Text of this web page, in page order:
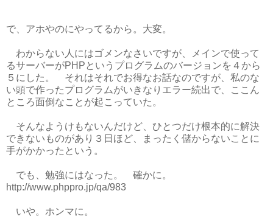
で、アホやのにやってるから。大変。
わからない人にはゴメンなさいですが、メインで使って
るサーバーがPHPというプログラムのバージョンを４から
５にした。 それはそれでお得なお話なのですが、私のな
い頭で作ったプログラムがいきなりエラー続出で、ここん
ところ面倒なことが起こっていた。
そんなようけもないんだけど、ひとつだけ根本的に解決
できないものがあり３日ほど、まったく儲からないことに
手がかかったという。
でも、勉強にはなった。 確かに。
http://www.phppro.jp/qa/983
いや。ホンマに。